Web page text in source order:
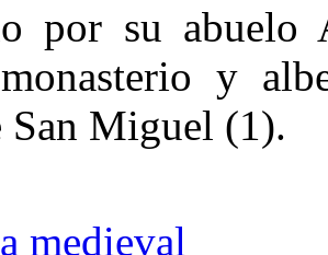
por su
y
San Miguel (1).
medieval